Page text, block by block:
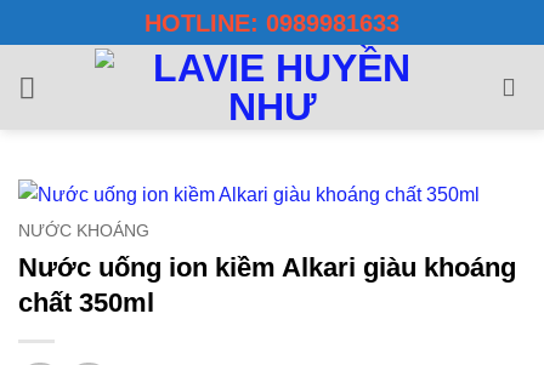
qua
nội
dung
HOTLINE: 0989981633
NƯỚC KHOÁNG
Nước uống ion kiềm Alkari giàu khoáng
chất 350ml